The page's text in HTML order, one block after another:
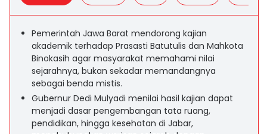
Pemerintah Jawa Barat mendorong kajian
akademik terhadap Prasasti Batutulis dan Mahkota
Binokasih agar masyarakat memahami nilai
sejarahnya, bukan sekadar memandangnya
sebagai benda mistis.
Gubernur Dedi Mulyadi menilai hasil kajian dapat
menjadi dasar pengembangan tata ruang,
pendidikan, hingga kesehatan di Jabar,